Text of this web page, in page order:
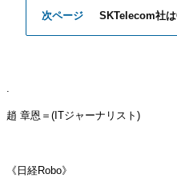
次ページ SKTelecom社
.
趙 章恩 ＝ (ITジャーナリスト )
《日経Robo》